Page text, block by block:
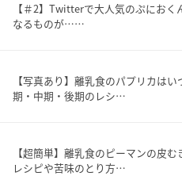
【＃2】Twitterで大人気のぷにおく
なるものが……
【写真あり】離乳食のパプリカは
期・中期・後期のレシ…
【超簡単】離乳食のピーマンの皮
レシピや苦味のとり方…